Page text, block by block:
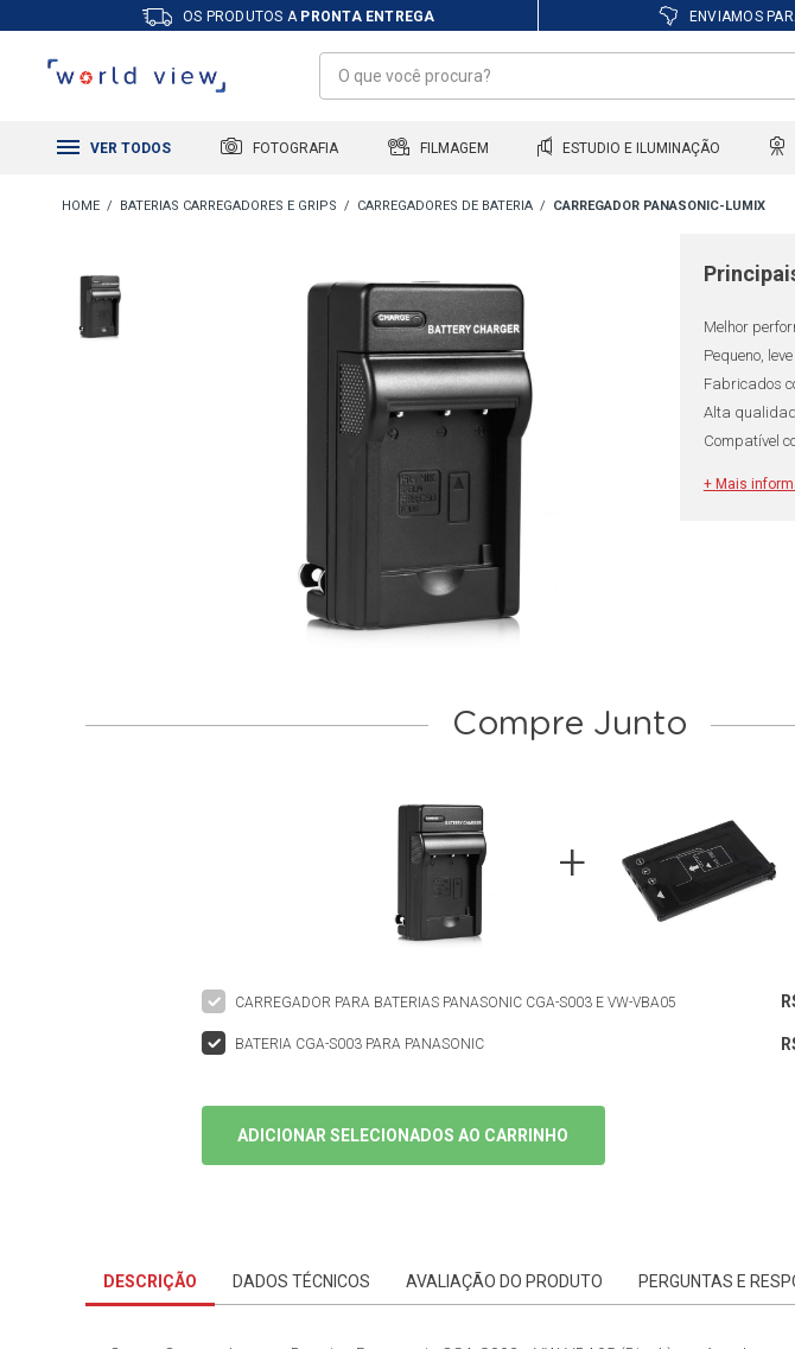
OS PRODUTOS A PRONTA ENTREGA ENVIAMOS
VER TODOS FOTOGRAFIA FILMAGEM ESTUDIO E ILUMINAÇÃO
BATERIAS CARREGADORES E GRIPS CARREGADORES DE BATERIA CARREGADOR PANASONIC-LUMIX
Melhor
Pequeno,
Fabricados
Alta
Compatível
+ Mais
Compre Junto
CARREGADOR PARA BATERIAS PANASONIC CGA-S003 E VW-VBA05
BATERIA CGA-S003 PARA PANASONIC
ADICIONAR SELECIONADOS AO CARRINHO
DESCRIÇÃO DADOS TÉCNICOS AVALIAÇÃO DO PRODUTO PERGUNTAS E